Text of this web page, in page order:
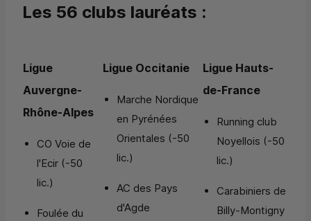
Les 56 clubs lauréats :
Ligue
Auvergne-
Rhône-Alpes
CO Voie de
l'Ecir (-50
lic.)
Foulée du
Ligue Occitanie
Marche Nordique
en Pyrénées
Orientales (-50
lic.)
AC des Pays
d'Agde
Ligue Hauts-
de-France
Running club
Noyellois (-50
lic.)
Carabiniers de
Billy-Montigny